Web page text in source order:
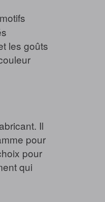
les goûts
Il
pour
pour
qui